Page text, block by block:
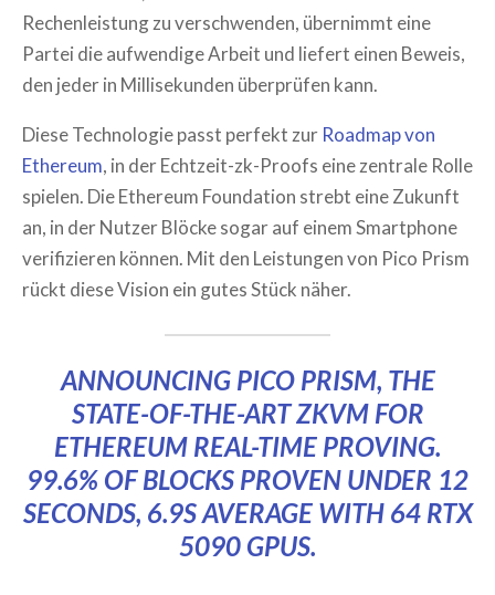
Rechenleistung zu verschwenden, übernimmt eine
Partei die aufwendige Arbeit und liefert einen Beweis,
den jeder in Millisekunden überprüfen kann.
Diese Technologie passt perfekt zur Roadmap von
Ethereum, in der Echtzeit-zk-Proofs eine zentrale Rolle
spielen. Die Ethereum Foundation strebt eine Zukunft
an, in der Nutzer Blöcke sogar auf einem Smartphone
verifizieren können. Mit den Leistungen von Pico Prism
rückt diese Vision ein gutes Stück näher.
ANNOUNCING PICO PRISM, THE
STATE-OF-THE-ART ZKVM FOR
ETHEREUM REAL-TIME PROVING.
99.6% OF BLOCKS PROVEN UNDER 12
SECONDS, 6.9S AVERAGE WITH 64 RTX
5090 GPUS.